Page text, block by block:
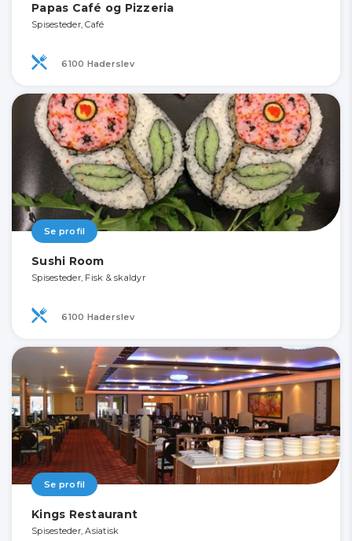
Papas Café og Pizzeria
Spisesteder, Café
6100 Haderslev
Se profil
Sushi Room
Spisesteder, Fisk & skaldyr
6100 Haderslev
Se profil
Kings Restaurant
Spisesteder, Asiatisk